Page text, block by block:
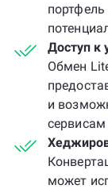
Доступ к
Обмен
и
сервисам
может